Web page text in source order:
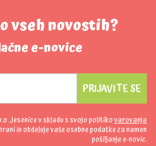
o vseh novostih?
e-novice
PRIJAVITE SE
Jesenice v skladu s svojo politikovarovanja
in obdeluje vaše osebne podatke za namen
pošiljanje e-novic.